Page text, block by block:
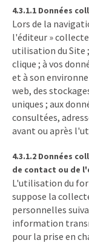
4.3.1.1 Données
Lors de la
l'éditeur »
utilisation du Site
clique ; à vos
et à son
web, des
uniques ; aux
consultées,
avant ou après
4.3.1.2 Données
de contact ou de
L'utilisation du
suppose la
personnelles
information
pour la prise en